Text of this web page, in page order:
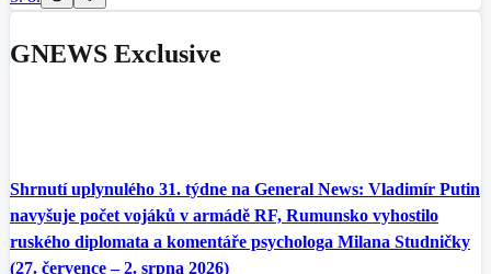
GNEWS Exclusive
Shrnutí uplynulého 31. týdne na General News: Vladimír Putin
navyšuje počet vojáků v armádě RF, Rumunsko vyhostilo
ruského diplomata a komentáře psychologa Milana Studničky
(27. července – 2. srpna 2026)